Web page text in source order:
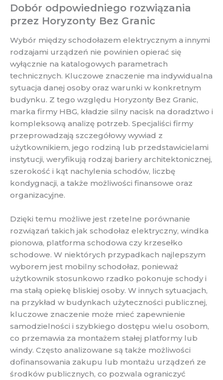
Dobór odpowiedniego rozwiązania
przez Horyzonty Bez Granic
Wybór między schodołazem elektrycznym a innymi
rodzajami urządzeń nie powinien opierać się
wyłącznie na katalogowych parametrach
technicznych. Kluczowe znaczenie ma indywidualna
sytuacja danej osoby oraz warunki w konkretnym
budynku. Z tego względu Horyzonty Bez Granic,
marka firmy HBG, kładzie silny nacisk na doradztwo i
kompleksową analizę potrzeb. Specjaliści firmy
przeprowadzają szczegółowy wywiad z
użytkownikiem, jego rodziną lub przedstawicielami
instytucji, weryfikują rodzaj bariery architektonicznej,
szerokość i kąt nachylenia schodów, liczbę
kondygnacji, a także możliwości finansowe oraz
organizacyjne.
Dzięki temu możliwe jest rzetelne porównanie
rozwiązań takich jak schodołaz elektryczny, windka
pionowa, platforma schodowa czy krzesełko
schodowe. W niektórych przypadkach najlepszym
wyborem jest mobilny schodołaz, ponieważ
użytkownik stosunkowo rzadko pokonuje schody i
ma stałą opiekę bliskiej osoby. W innych sytuacjach,
na przykład w budynkach użyteczności publicznej,
kluczowe znaczenie może mieć zapewnienie
samodzielności i szybkiego dostępu wielu osobom,
co przemawia za montażem stałej platformy lub
windy. Często analizowane są także możliwości
dofinansowania zakupu lub montażu urządzeń ze
środków publicznych, co pozwala ograniczyć